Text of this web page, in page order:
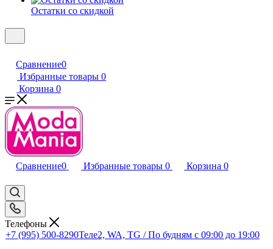
Остатки со скидкой
Сравнение0
Избранные товары 0
Корзина 0
Сравнение0 Избранные товары 0 Корзина 0
Телефоны
+7 (995) 500-8290Теле2, WA, TG / По будням c 09:00 до 19:00